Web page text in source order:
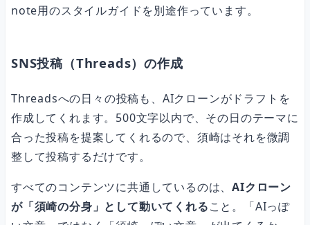
note用のスタイルガイドを別途作っています。
SNS投稿（Threads）の作成
Threadsへの日々の投稿も、AIクローンがドラフトを
作成してくれます。500文字以内で、その日のテーマに
合った投稿を提案してくれるので、須崎はそれを微調
整して投稿するだけです。
すべてのコンテンツに共通しているのは、AIクローン
が「須崎の分身」として動いてくれること。「AIっぽ